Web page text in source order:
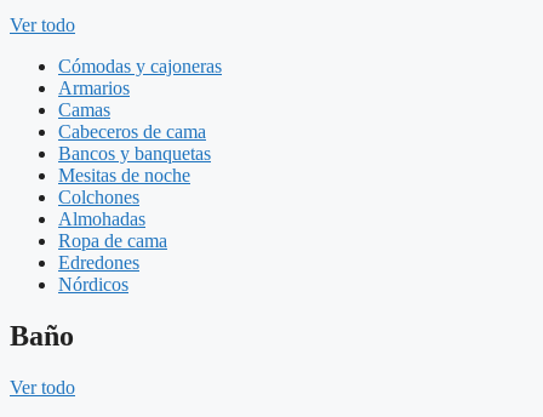
Ver todo
Cómodas y cajoneras
Armarios
Camas
Cabeceros de cama
Bancos y banquetas
Mesitas de noche
Colchones
Almohadas
Ropa de cama
Edredones
Nórdicos
Baño
Ver todo